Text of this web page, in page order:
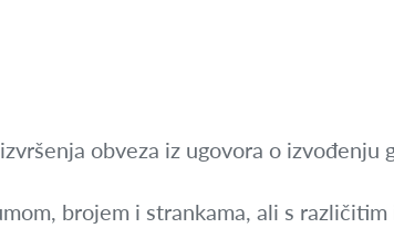
obveza iz ugovora o izvođenju
brojem i strankama, ali s